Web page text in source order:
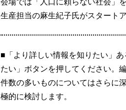
生産担当の麻生紀子氏がスタート
■「より詳しい情報を知りたい」
たい」ボタンを押してください。
件数の多いものについてはさらに
極的に検討します。